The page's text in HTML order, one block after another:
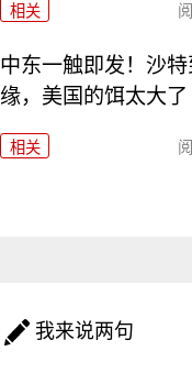
相关
中东一触即发！沙
缘，美国的饵太大了
相关
我来说两句